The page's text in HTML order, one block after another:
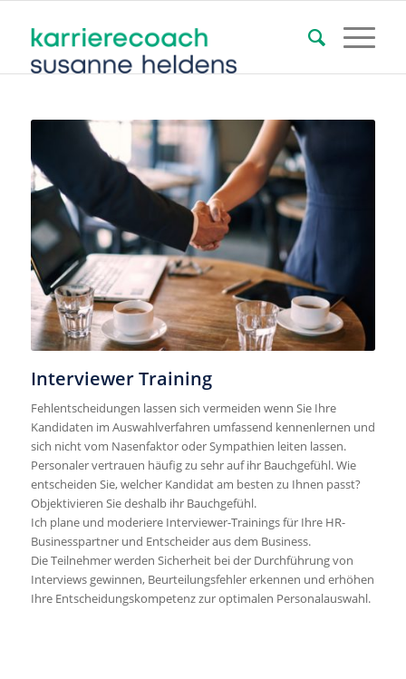
Interviewer Training
Fehlentscheidungen lassen sich vermeiden wenn Sie Ihre
Kandidaten im Auswahlverfahren umfassend kennenlernen und
sich nicht vom Nasenfaktor oder Sympathien leiten lassen.
Personaler vertrauen häufig zu sehr auf ihr Bauchgefühl. Wie
entscheiden Sie, welcher Kandidat am besten zu Ihnen passt?
Objektivieren Sie deshalb ihr Bauchgefühl.
Ich plane und moderiere Interviewer-Trainings für Ihre HR-
Businesspartner und Entscheider aus dem Business.
Die Teilnehmer werden Sicherheit bei der Durchführung von
Interviews gewinnen, Beurteilungsfehler erkennen und erhöhen
Ihre Entscheidungskompetenz zur optimalen Personalauswahl.